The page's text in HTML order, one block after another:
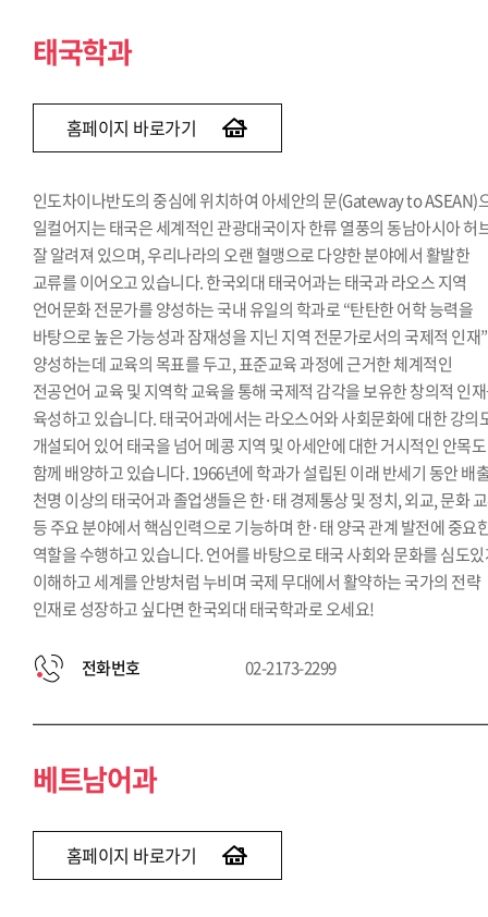
태국학과
홈페이지 바로가기
인도차이나반도의 중심에 위치하여 아세안의 문(Gateway to ASEAN)
일컬어지는 태국은 세계적인 관광대국이자 한류 열풍의 동남아시아 허
잘 알려져 있으며, 우리나라의 오랜 혈맹으로 다양한 분야에서 활발한
교류를 이어오고 있습니다. 한국외대 태국어과는 태국과 라오스 지역
언어문화 전문가를 양성하는 국내 유일의 학과로 “탄탄한 어학 능력을
바탕으로 높은 가능성과 잠재성을 지닌 지역 전문가로서의 국제적 인재
양성하는데 교육의 목표를 두고, 표준교육 과정에 근거한 체계적인
전공언어 교육 및 지역학 교육을 통해 국제적 감각을 보유한 창의적 인
육성하고 있습니다. 태국어과에서는 라오스어와 사회문화에 대한 강의
개설되어 있어 태국을 넘어 메콩 지역 및 아세안에 대한 거시적인 안목도
함께 배양하고 있습니다. 1966년에 학과가 설립된 이래 반세기 동안 배
천명 이상의 태국어과 졸업생들은 한·태 경제통상 및 정치, 외교, 문화
등 주요 분야에서 핵심인력으로 기능하며 한·태 양국 관계 발전에 중요
역할을 수행하고 있습니다. 언어를 바탕으로 태국 사회와 문화를 심도
이해하고 세계를 안방처럼 누비며 국제 무대에서 활약하는 국가의 전략
인재로 성장하고 싶다면 한국외대 태국학과로 오세요!
전화번호 02-2173-2299
베트남어과
홈페이지 바로가기